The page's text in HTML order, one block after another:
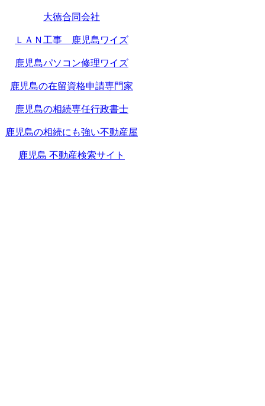
大徳合同会社
ＬＡＮ工事 鹿児島ワイズ
鹿児島パソコン修理ワイズ
鹿児島の在留資格申請専門家
鹿児島の相続専任行政書士
鹿児島の相続にも強い不動産屋
鹿児島 不動産検索サイト